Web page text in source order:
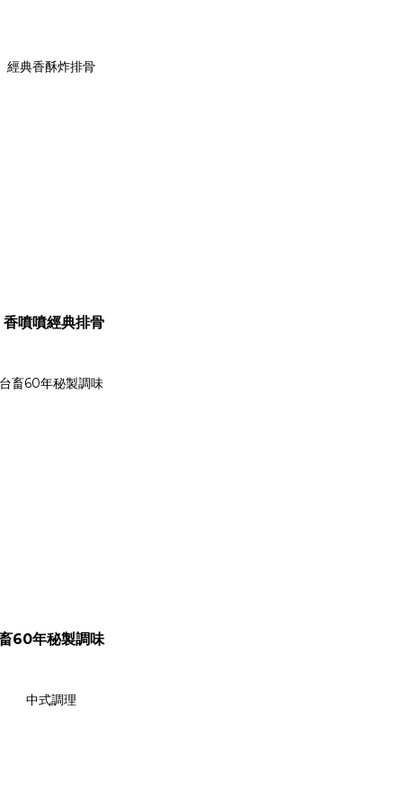
噴噴經典排骨
60年秘製調味